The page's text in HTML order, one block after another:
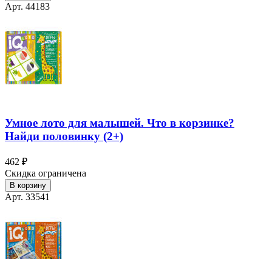
Арт. 44183
Умное лото для малышей. Что в корзинке?
Найди половинку (2+)
462 ₽
Скидка ограничена
В корзину
Арт. 33541